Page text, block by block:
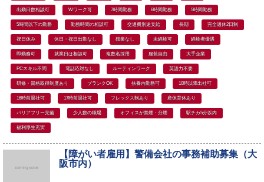
出勤日数相談可 Wワーク可 7時間勤務 6時間勤務 5時間勤務
5時間以下の勤務 勤務時間の相談可 交通費別途支給 長期 完全週休2日制
祝日休み 休日・祝日出勤なし 残業なし 未経験可 経験者優遇
即勤務可 就業日は相談可 複数名採用 服装自由 大手企業
PCスキル不問 電話応対なし ルーティンワーク 英語力不要
研修・資格取得制度あり ブランクOK 扶養内勤務可 10時以降出社可
16時前退社可 17時前退社可 フレックス制あり 産休育休あり
バリアフリー完備 少人数の職場 オフィスが禁煙・分煙 駅チカ5分以内
福利厚生充実
【障がい者雇用】警備会社の事務補助募集（大
阪市内）